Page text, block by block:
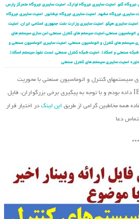
نیروگاه گنو, امنیت سایبری نیروگاه لوارک, امنیت سایبری نیروگاه متمرکز پارس
سایبری نیروگاه مشهد, امنیت سایبری نیروگاه نیشابور , امنیت سایبری نیروگاه
امنیت سایبری هپکو, امنیت سایبری وزارت نفت جمهوری اسلامی ایران, امنیت
اتوماسیون صنعتی،امنیت سیستم های کنترل صنعتی،امن سازی سیستم های
سیستم های کنترل و اتوماسیون صنعتی، امنیت سایبری اتوماسیون صنعتی و
صنعتی و اسکادا, امنیت شبکه کنترل صنعتی,تست نفوذ سیستم اسکادا,
امنیت سایبری سیستم های کنترل صنعتی
سیستم‏های کنترل و اتوماسیون صنعتی با محوریت
همه مخاطبین گرامی از طریق این لینک در اختیار قرار
دعا
***